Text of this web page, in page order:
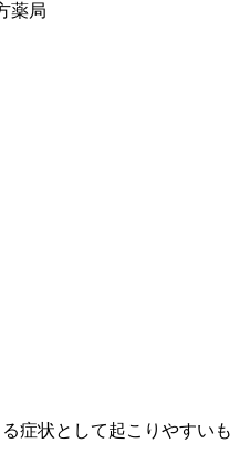
症状として起こりやすいも